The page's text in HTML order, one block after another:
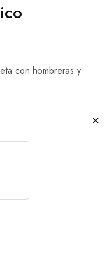
con hombreras y